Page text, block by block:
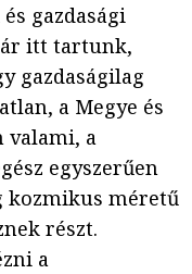
gazdasági
itt tartunk,
gazdaságilag
a Megye és
valami, a
egyszerűen
kozmikus méretű
részt.
a